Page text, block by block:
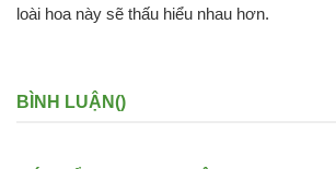
loài hoa này sẽ thấu hiểu nhau hơn.
BÌNH LUẬN()